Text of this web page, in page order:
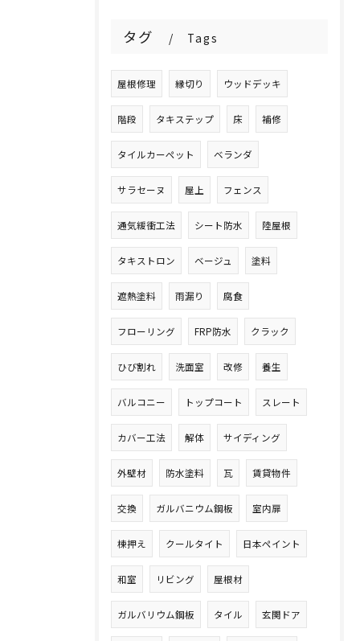
タグ Tags
屋根修理 縁切り ウッドデッキ
階段 タキステップ 床 補修
タイルカーペット ベランダ
サラセーヌ 屋上 フェンス
通気緩衝工法 シート防水 陸屋根
タキストロン ベージュ 塗料
遮熱塗料 雨漏り 腐食
フローリング FRP防水 クラック
ひび割れ 洗面室 改修 養生
バルコニー トップコート スレート
カバー工法 解体 サイディング
外壁材 防水塗料 瓦 賃貸物件
交換 ガルバニウム鋼板 室内扉
棟押え クールタイト 日本ペイント
和室 リビング 屋根材
ガルバリウム鋼板 タイル 玄関ドア